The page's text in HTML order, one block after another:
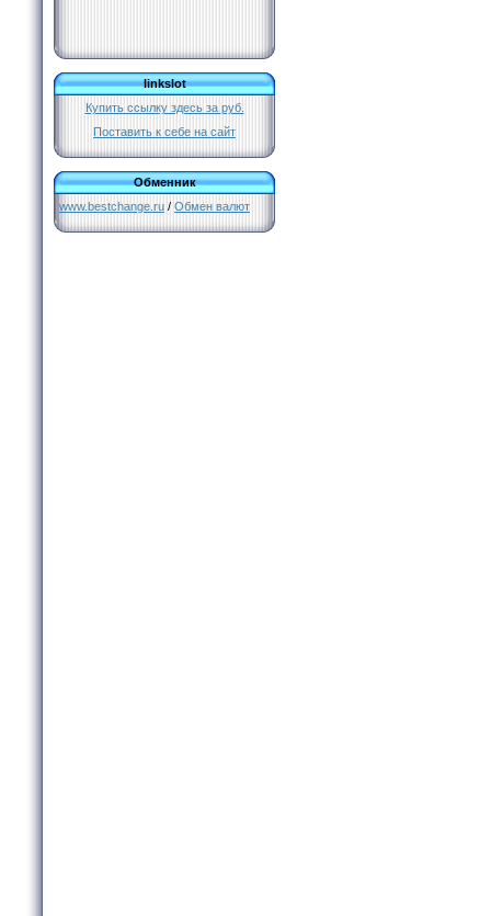
linkslot
Купить ссылку здесь за руб.
Поставить к себе на сайт
Обменник
www.bestchange.ru / Обмен валют